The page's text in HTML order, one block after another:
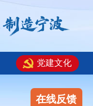
党建文化
在线反馈